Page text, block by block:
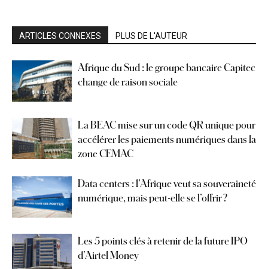
ARTICLES CONNEXES PLUS DE L'AUTEUR
Afrique du Sud : le groupe bancaire Capitec
change de raison sociale
La BEAC mise sur un code QR unique pour
accélérer les paiements numériques dans la
zone CEMAC
Data centers : l’Afrique veut sa souveraineté
numérique, mais peut-elle se l’offrir ?
Les 5 points clés à retenir de la future IPO
d’Airtel Money